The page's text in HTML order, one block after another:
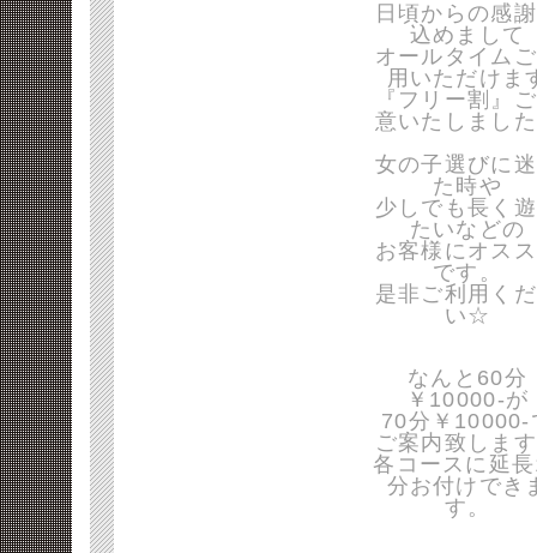
日頃からの感
込めまして
オールタイム
用いただけま
『フリー割』
意いたしまし
女の子選びに
た時や
少しでも長く
たいなどの
お客様にオス
です。
是非ご利用く
い☆
なんと60分
￥10000-が
70分￥10000-
ご案内致しま
各コースに延
分お付けでき
す。